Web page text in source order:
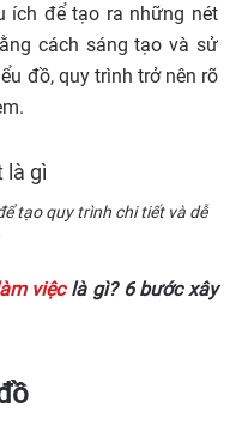
ích để tạo ra những nét
cách sáng tạo và sử
đồ, quy trình trở nên rõ
tạo quy trình chi tiết và dễ
việclà gì? 6 bước xây